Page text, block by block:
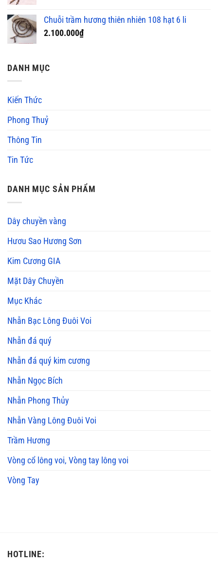
Chuỗi trầm hương thiên nhiên 108 hạt 6 li
2.100.000₫
DANH MỤC
Kiến Thức
Phong Thuỷ
Thông Tin
Tin Tức
DANH MỤC SẢN PHẨM
Dây chuyền vàng
Hươu Sao Hương Sơn
Kim Cương GIA
Mặt Dây Chuyền
Mục Khác
Nhẫn Bạc Lông Đuôi Voi
Nhẫn đá quý
Nhẫn đá quý kim cương
Nhẫn Ngọc Bích
Nhẫn Phong Thủy
Nhẫn Vàng Lông Đuôi Voi
Trầm Hương
Vòng cổ lông voi, Vòng tay lông voi
Vòng Tay
HOTLINE: